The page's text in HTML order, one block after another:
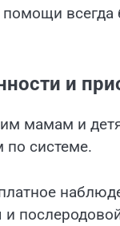
всегда
и
мамам и
по системе.